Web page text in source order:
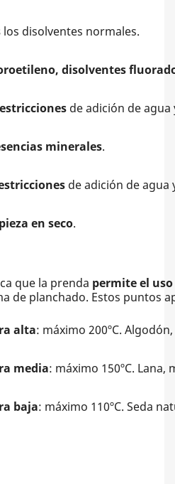
los disolventes normales.
disolventes
de adición de
minerales.
de adición de
en seco.
que la prenda permite el
de planchado. Estos puntos
alta: máximo 200ºC.
media: máximo 150ºC. Lana,
baja: máximo 110ºC. Seda